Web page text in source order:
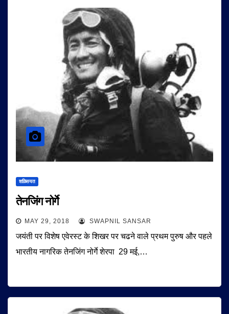
शख़्सियत
तेनजिंग नोर्गे
MAY 29, 2018 SWAPNIL SANSAR
जयंती पर विशेष एवेरस्ट के शिखर पर चढने वाले प्रथम पुरुष और पहले
भारतीय नागरिक तेनजिंग नोर्गे शेरपा 29 मई,…